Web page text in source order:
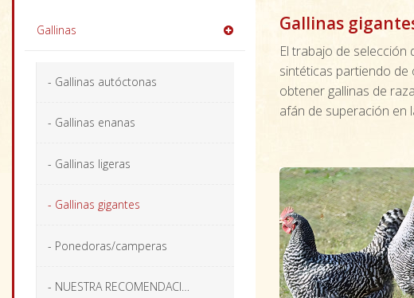
Gallinas
El trabajo de
sintéticas partiendo de
obtener gallinas de
afán de superación en
Gallinas
- Gallinas autóctonas
- Gallinas enanas
- Gallinas ligeras
- Gallinas gigantes
- Ponedoras/camperas
- NUESTRA RECOMENDACIÓN